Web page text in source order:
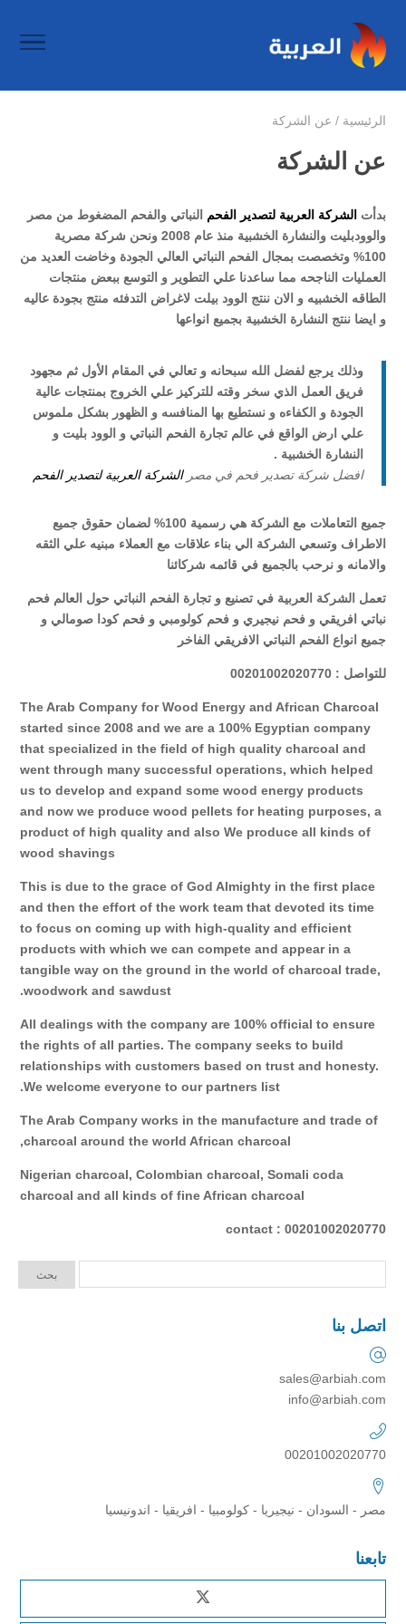
الرئيسية / عن الشركة
عن الشركة
بدأت الشركة العربية لتصدير الفحم النباتي والفحم المضغوط من مصر
والوودبليت والنشارة الخشبية منذ عام 2008 ونحن شركة مصرية
100% وتخصصت بمجال الفحم النباتي العالي الجودة وخاضت العديد من
العمليات الناجحه مما ساعدنا علي التطوير و التوسع ببعض منتجات
الطاقه الخشبيه و الان ننتج الوود بيلت لاغراض التدفئه منتج بجودة عاليه
و ايضا ننتج النشارة الخشبية بجميع انواعها
وذلك يرجع لفضل الله سبحانه و تعالي في المقام الأول ثم مجهود
فريق العمل الذي سخر وقته للتركيز علي الخروج بمنتجات عالية
الجودة و الكفاءه و نستطيع بها المنافسه و الظهور بشكل ملموس
علي ارض الواقع في عالم تجارة الفحم النباتي و الوود بليت و
النشارة الخشبية .
افضل شركة تصدير فحم في مصرالشركة العربية لتصدير الفحم
جميع التعاملات مع الشركة هي رسمية 100% لضمان حقوق جميع
الاطراف وتسعي الشركة الي بناء علاقات مع العملاء مبنيه علي الثقه
والامانه و نرحب بالجميع في قائمه شركائنا
تعمل الشركة العربية في تصنيع و تجارة الفحم النباتي حول العالم فحم
نباتي افريقي و فحم نيجيري و فحم كولومبي و فحم كودا صومالي و
جميع انواع الفحم النباتي الافريقي الفاخر
للتواصل : 00201002020770
The Arab Company for Wood Energy and African Charcoal
started since 2008 and we are a 100% Egyptian company
that specialized in the field of high quality charcoal and
went through many successful operations, which helped
us to develop and expand some wood energy products
and now we produce wood pellets for heating purposes, a
product of high quality and also We produce all kinds of
wood shavings
This is due to the grace of God Almighty in the first place
and then the effort of the work team that devoted its time
to focus on coming up with high-quality and efficient
products with which we can compete and appear in a
tangible way on the ground in the world of charcoal trade,
woodwork and sawdust.
All dealings with the company are 100% official to ensure
the rights of all parties. The company seeks to build
relationships with customers based on trust and honesty.
We welcome everyone to our partners list.
The Arab Company works in the manufacture and trade of
charcoal around the world African charcoal,
Nigerian charcoal, Colombian charcoal, Somali coda
charcoal and all kinds of fine African charcoal
contact : 00201002020770
اتصل بنا
sales@arbiah.com
info@arbiah.com
00201002020770
مصر - السودان - نيجيريا - كولومبيا - افريقيا - اندونيسيا
تابعنا